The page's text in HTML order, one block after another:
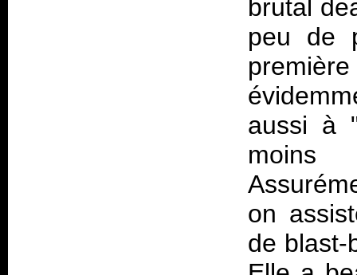
brutal
peu de
aussi à
moins
on
de blast-